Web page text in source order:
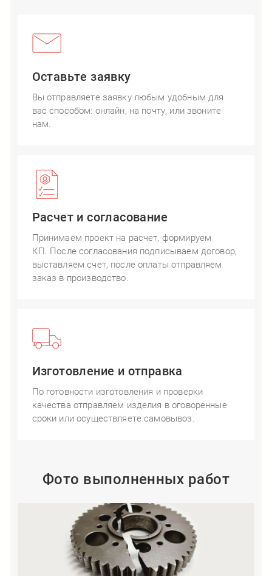
Оставьте заявку
Вы отправляете заявку любым удобным для
вас способом: онлайн, на почту, или звоните
нам.
Расчет и согласование
Принимаем проект на расчет, формируем
КП. После согласования подписываем договор,
выставляем счет, после оплаты отправляем
заказ в производство.
Изготовление и отправка
По готовности изготовления и проверки
качества отправляем изделия в оговоренные
сроки или осуществляете самовывоз.
Фото выполненных работ